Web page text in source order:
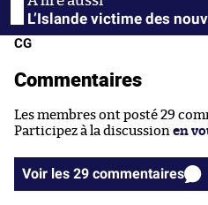
L’Islande victime des
CG
Commentaires
Les membres ont posté 29
Participez à la discussion en
Voir les 29 commentaires